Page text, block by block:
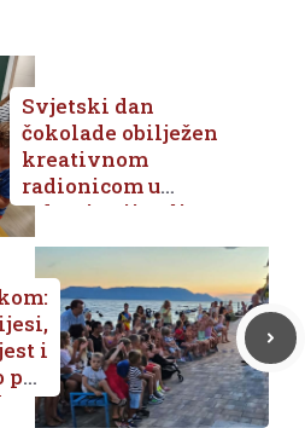
Svjetski dan
čokolade obilježen
kreativnom
radionicom u
Udruzi Prijatelj
i